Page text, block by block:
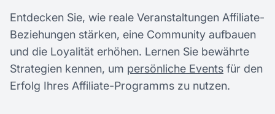
Entdecken Sie, wie reale Veranstaltungen Affiliate-
Beziehungen stärken, eine Community aufbauen
und die Loyalität erhöhen. Lernen Sie bewährte
Strategien kennen, um persönliche Events für den
Erfolg Ihres Affiliate-Programms zu nutzen.